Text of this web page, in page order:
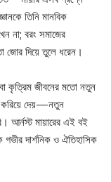
তিনি মানবিক
না; বরং সমাজের
জোর দিয়ে তুলে ধরেন।
কৃত্রিম জীবনের মতো নতুন
করিয়ে দেয়—নতুন
আর্নস্ট মায়ারের এই বই
দার্শনিক ও ঐতিহাসিক